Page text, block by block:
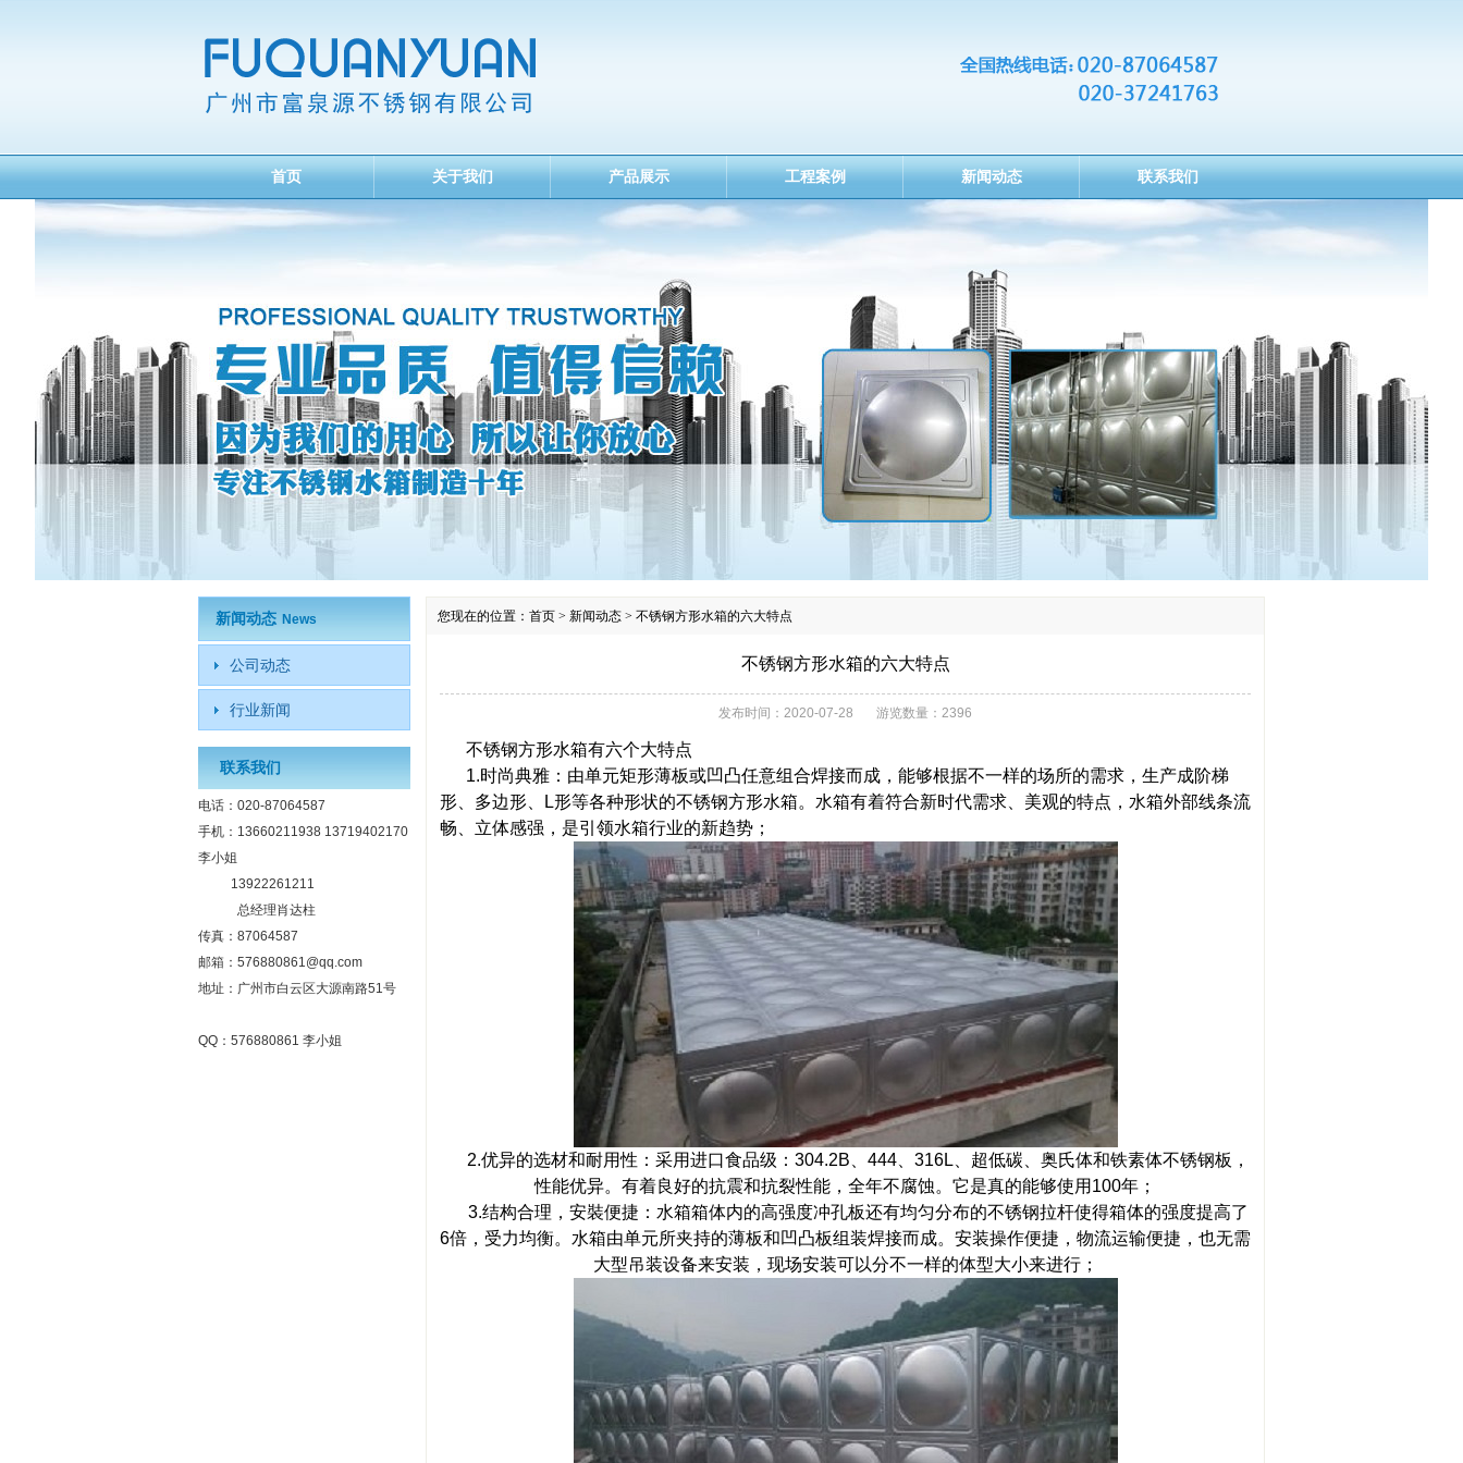
首页 关于我们 产品展示 工程案例 新闻动态 联系我们
您现在的位置： 首页 > 新闻动态 > 不锈钢方形水箱的六大特点
不锈钢方形水箱的六大特点
发布时间： 2020-07-28 游览数量： 2396
不锈钢方形水箱有六个大特点
1.时尚典雅：由单元矩形薄板或凹凸任意组合焊接而成，能够根据不一样的场所的需求，生产成阶梯
形、多边形、L形等各种形状的不锈钢方形水箱。水箱有着符合新时代需求、美观的特点，水箱外部线条流
畅、立体感强，是引领水箱行业的新趋势；
2.优异的选材和耐用性：采用进口食品级：304.2B、444、316L、超低碳、奥氏体和铁素体不锈钢板，
性能优异。有着良好的抗震和抗裂性能，全年不腐蚀。它是真的能够使用100年；
3.结构合理，安裝便捷：水箱箱体内的高强度冲孔板还有均匀分布的不锈钢拉杆使得箱体的强度提高了
6倍，受力均衡。水箱由单元所夹持的薄板和凹凸板组装焊接而成。安装操作便捷，物流运输便捷，也无需
大型吊装设备来安装，现场安装可以分不一样的体型大小来进行；
新闻动态 News
公司动态
行业新闻
联系我们
电话：020-87064587
手机：13660211938 13719402170
李小姐
13922261211
总经理肖达柱
传真：87064587
邮箱：576880861@qq.com
地址：广州市白云区大源南路51号
QQ：576880861 李小姐